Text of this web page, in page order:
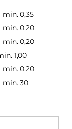
0,35
0,20
0,20
1,00
0,20
30